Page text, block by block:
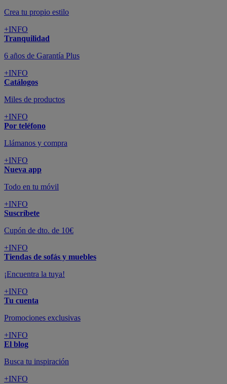
Crea tu propio estilo
+INFO
Tranquilidad
6 años de Garantía Plus
+INFO
Catálogos
Miles de productos
+INFO
Por teléfono
Llámanos y compra
+INFO
Nueva app
Todo en tu móvil
+INFO
Suscríbete
Cupón de dto. de 10€
+INFO
Tiendas de sofás y muebles
¡Encuentra la tuya!
+INFO
Tu cuenta
Promociones exclusivas
+INFO
El blog
Busca tu inspiración
+INFO